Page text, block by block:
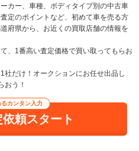
カー、車種、ボディタイプ別の中古車
定のポイントなど、初めて車を売る方
府県から、お近くの買取店舗の情報を
、1番高い査定価格で買い取ってもらお
社だけ！オークションにお任せ出品し
おう！
カンタン入力
頼スタート